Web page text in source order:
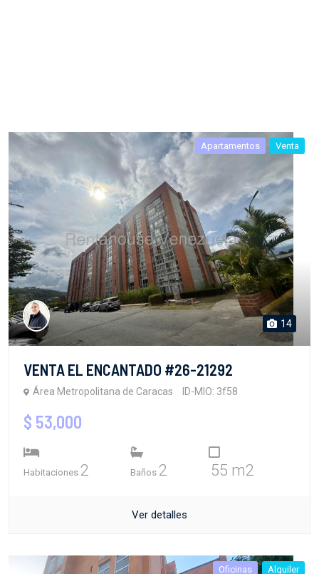
Apartamentos Venta
14
VENTA EL ENCANTADO #26-21292
Área Metropolitana de Caracas ID-MIO: 3f58
$ 53,000
Habitaciones 2 Baños 2 55 m2
Ver detalles
Oficinas Alquiler